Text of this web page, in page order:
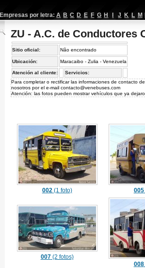
Empresas por letra: A B C D E F G H J K L M
ZU - A.C. de Conductores
Sitio oficial: Não encontrado
Ubicación: Maracaibo - Zulia - Venezuela
Atención al cliente:
Servicios:
Para completar o rectificar las informaciones de contacto
nosotros por el e-mailcontacto@venebuses.com
Atención: las fotos pueden mostrar vehículos que ya
002(1 foto) 005
007(2 fotos)
008